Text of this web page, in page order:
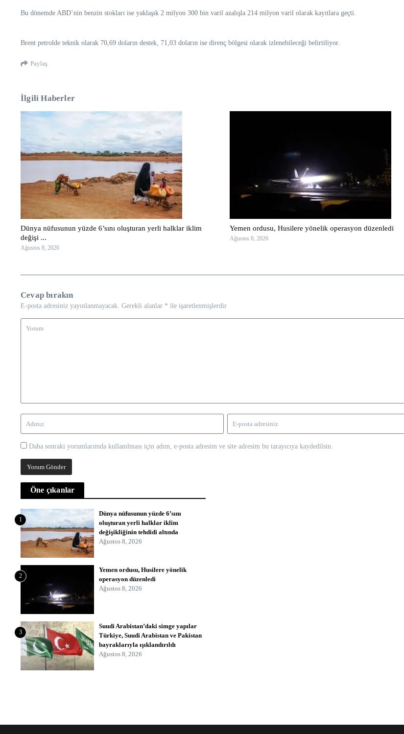
Bu dönemde ABD’nin benzin stokları ise yaklaşık 2 milyon 300 bin varil azalışla 214 milyon varil olarak kayıtlara geçti.
Brent petrolde teknik olarak 70,69 doların destek, 71,03 doların ise direnç bölgesi olarak izlenebileceği belirtiliyor.​​​​​​​
Paylaş
İlgili Haberler
Dünya nüfusunun yüzde 6’sını oluşturan yerli halklar iklim
değişi ...
Ağustos 8, 2026
Yemen ordusu, Husilere yönelik operasyon düzenledi
Ağustos 8, 2026
Cevap bırakın
E-posta adresiniz yayınlanmayacak. Gerekli alanlar * ile işaretlenmişlerdir
Daha sonraki yorumlarımda kullanılması için adım, e-posta adresim ve site adresim bu tarayıcıya kaydedilsin.
Öne çıkanlar
1
Dünya nüfusunun yüzde 6’sını
oluşturan yerli halklar iklim
değişikliğinin tehdidi altında
Ağustos 8, 2026
2
Yemen ordusu, Husilere yönelik
operasyon düzenledi
Ağustos 8, 2026
3
Suudi Arabistan’daki simge yapılar
Türkiye, Suudi Arabistan ve Pakistan
bayraklarıyla ışıklandırıldı
Ağustos 8, 2026